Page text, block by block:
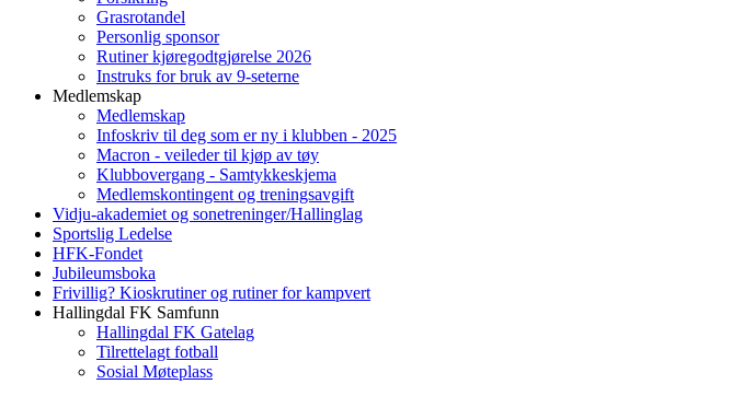
Grasrotandel
Personlig sponsor
Rutiner kjøregodtgjørelse 2026
Instruks for bruk av 9-seterne
Medlemskap
Medlemskap
Infoskriv til deg som er ny i klubben - 2025
Macron - veileder til kjøp av tøy
Klubbovergang - Samtykkeskjema
Medlemskontingent og treningsavgift
Vidju-akademiet og sonetreninger/Hallinglag
Sportslig Ledelse
HFK-Fondet
Jubileumsboka
Frivillig? Kioskrutiner og rutiner for kampvert
Hallingdal FK Samfunn
Hallingdal FK Gatelag
Tilrettelagt fotball
Sosial Møteplass